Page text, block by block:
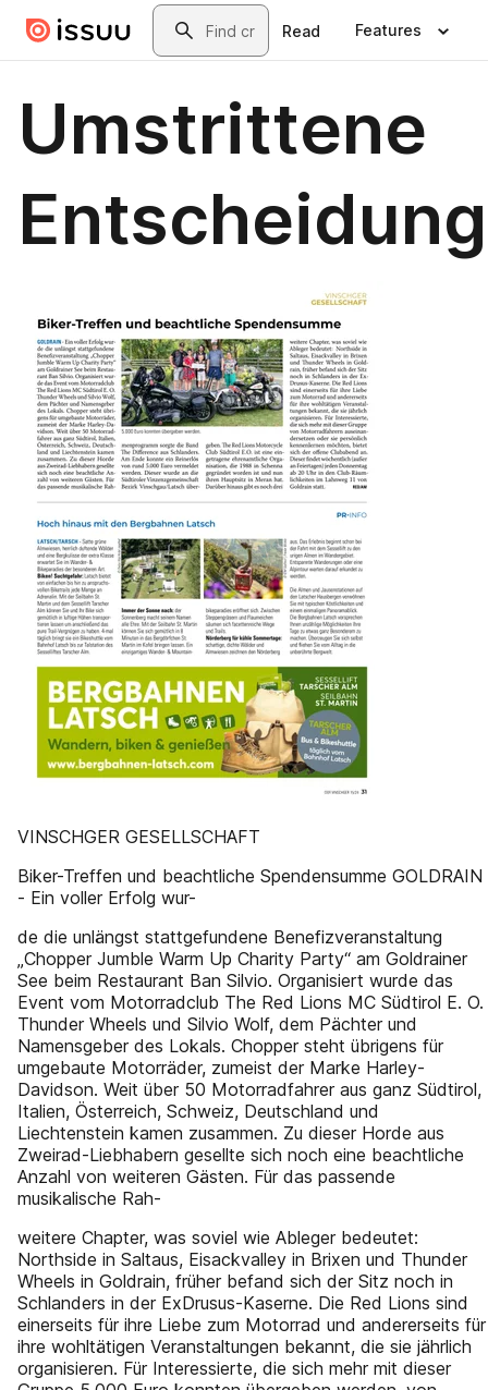
Skip to main contentSearch
Read Features
Umstrittene
Entscheidung
VINSCHGER GESELLSCHAFT
Biker-Treffen und beachtliche Spendensumme GOLDRAIN
- Ein voller Erfolg wur-
de die unlängst stattgefundene Benefizveranstaltung
„Chopper Jumble Warm Up Charity Party“ am Goldrainer
See beim Restaurant Ban Silvio. Organisiert wurde das
Event vom Motorradclub The Red Lions MC Südtirol E. O.
Thunder Wheels und Silvio Wolf, dem Pächter und
Namensgeber des Lokals. Chopper steht übrigens für
umgebaute Motorräder, zumeist der Marke Harley-
Davidson. Weit über 50 Motorradfahrer aus ganz Südtirol,
Italien, Österreich, Schweiz, Deutschland und
Liechtenstein kamen zusammen. Zu dieser Horde aus
Zweirad-Liebhabern gesellte sich noch eine beachtliche
Anzahl von weiteren Gästen. Für das passende
musikalische Rah-
weitere Chapter, was soviel wie Ableger bedeutet:
Northside in Saltaus, Eisackvalley in Brixen und Thunder
Wheels in Goldrain, früher befand sich der Sitz noch in
Schlanders in der ExDrusus-Kaserne. Die Red Lions sind
einerseits für ihre Liebe zum Motorrad und andererseits für
ihre wohltätigen Veranstaltungen bekannt, die sie jährlich
organisieren. Für Interessierte, die sich mehr mit dieser